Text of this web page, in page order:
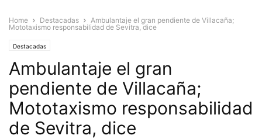
Home Destacadas
Ambulantaje el gran pendiente de Villacaña;
Mototaxismo responsabilidad de Sevitra, dice
Destacadas
Ambulantaje el gran
pendiente de Villacaña;
Mototaxismo responsabilidad
de Sevitra, dice